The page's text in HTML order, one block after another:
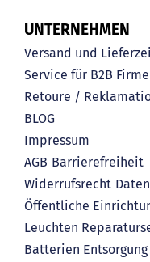
UNTERNEHMEN
Versand und
Service für B2B
Retoure /
BLOG
Impressum
AGB Barrierefreiheit
Widerrufsrecht
Öffentliche
Leuchten
Batterien Entsorgung